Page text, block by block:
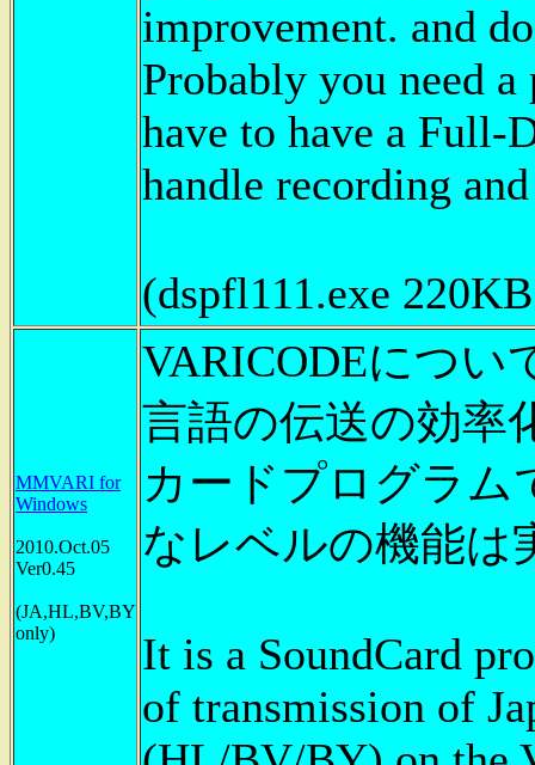
improvement. and
Probably you need
have to have a Full-
handle recording
(dspfl111.exe
MMVARI for
Windows
2010.Oct.05
Ver0.45
(JA,HL,BV,BY
only)
VARICODEについ
言語の伝送の効率
カードプログラム
なレベルの機能は
It is a SoundCard
of transmission of